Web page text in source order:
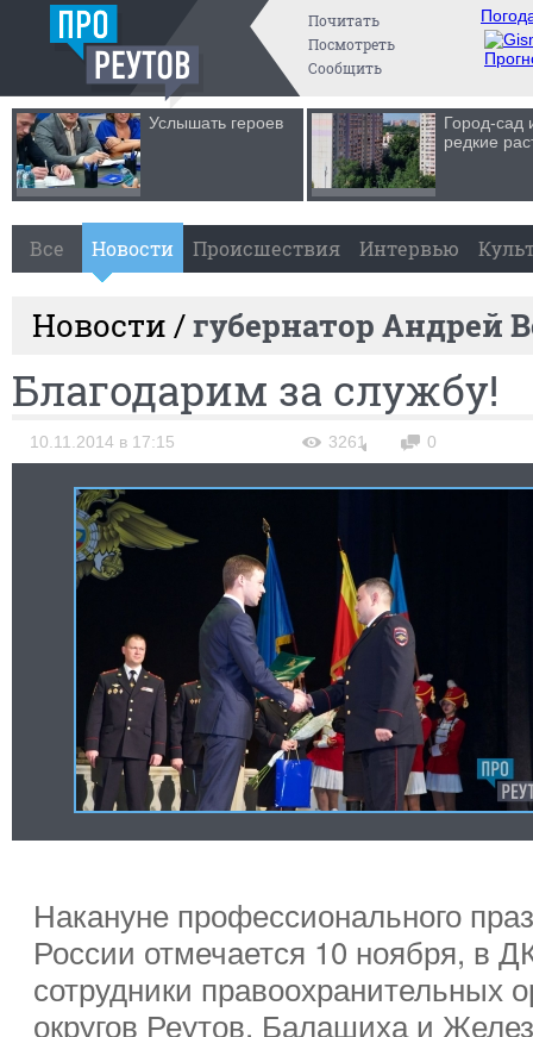
Почитать
Посмотреть
Сообщить
Услышать героев
Город-сад
редкие
Все Новости Происшествия Интервью
Новости /губернатор Андрей
Благодарим за службу!
10.11.2014 в 17:15 3261 0
Накануне профессионального
России отмечается 10 ноября, в
сотрудники правоохранительных
округов Реутов, Балашиха и